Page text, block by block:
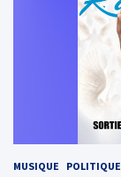
MUSIQUE POLITIQUE